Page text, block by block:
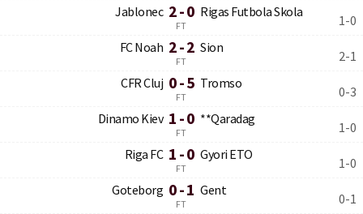
1-0
Jablonec 2 - 0 Rigas Futbola Skola
FT
2-1
FC Noah 2 - 2 Sion
FT
0-3
CFR Cluj 0 - 5 Tromso
FT
1-0
Dinamo Kiev 1 - 0 **Qaradag
FT
1-0
Riga FC 1 - 0 Gyori ETO
FT
0-1
Goteborg 0 - 1 Gent
FT